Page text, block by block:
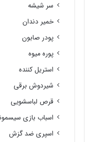
سر شیشه
خمیر دندان
پودر صابون
پوره میوه
استریل کننده
شیردوش برقی
قرص لباسشویی
اسباب بازی
اسپری ضد گزش